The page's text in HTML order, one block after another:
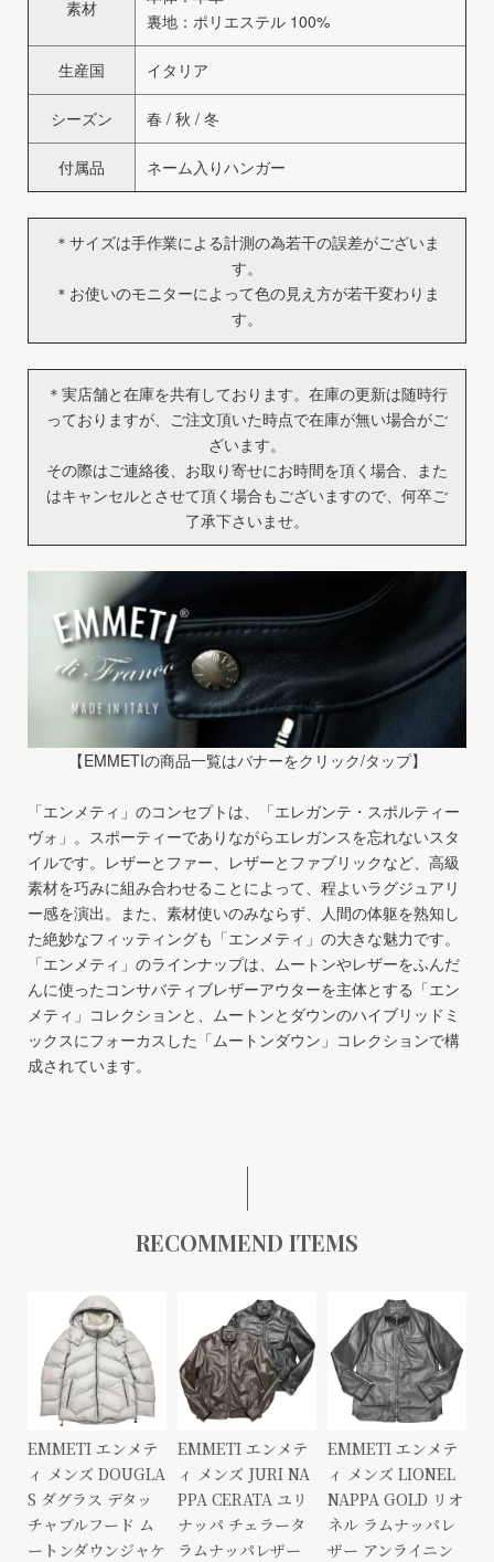
素材
裏地：ポリエステル 100%
生産国 イタリア
シーズン 春 / 秋 / 冬
付属品 ネーム入りハンガー
＊サイズは手作業による計測の為若干の誤差がございま
す。
＊お使いのモニターによって色の見え方が若干変わりま
す。
＊実店舗と在庫を共有しております。在庫の更新は随時行
っておりますが、ご注文頂いた時点で在庫が無い場合がご
ざいます。
その際はご連絡後、お取り寄せにお時間を頂く場合、また
はキャンセルとさせて頂く場合もございますので、何卒ご
了承下さいませ。
【EMMETIの商品一覧はバナーをクリック/タップ】
「エンメティ」のコンセプトは、「エレガンテ・スポルティー
ヴォ」。スポーティーでありながらエレガンスを忘れないスタ
イルです。レザーとファー、レザーとファブリックなど、高級
素材を巧みに組み合わせることによって、程よいラグジュアリ
ー感を演出。また、素材使いのみならず、人間の体躯を熟知し
た絶妙なフィッティングも「エンメティ」の大きな魅力です。
「エンメティ」のラインナップは、ムートンやレザーをふんだ
んに使ったコンサバティブレザーアウターを主体とする「エン
メティ」コレクションと、ムートンとダウンのハイブリッドミ
ックスにフォーカスした「ムートンダウン」コレクションで構
成されています。
RECOMMEND ITEMS
EMMETI エンメテ
ィ メンズ DOUGLA
S ダグラス デタッ
チャブルフード ム
ートンダウンジャケ
EMMETI エンメテ
ィ メンズ JURI NA
PPA CERATA ユリ
ナッパ チェラータ
ラムナッパレザー
EMMETI エンメテ
ィ メンズ LIONEL
NAPPA GOLD リオ
ネル ラムナッパレ
ザー アンライニン